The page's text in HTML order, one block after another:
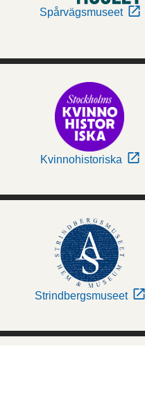
Spårvägsmuseet
Kvinnohistoriska
Strindbergsmuseet